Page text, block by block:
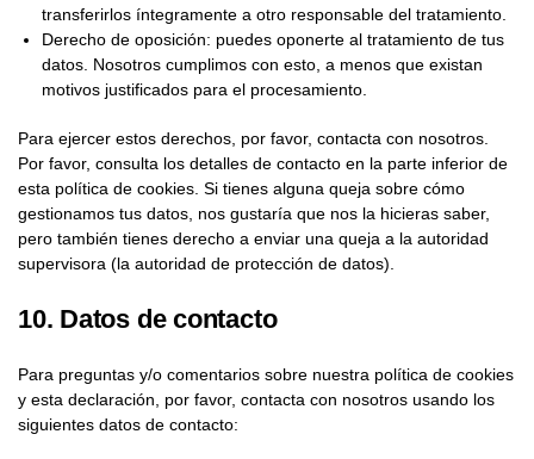
transferirlos íntegramente a otro responsable del tratamiento.
Derecho de oposición: puedes oponerte al tratamiento de tus
datos. Nosotros cumplimos con esto, a menos que existan
motivos justificados para el procesamiento.
Para ejercer estos derechos, por favor, contacta con nosotros.
Por favor, consulta los detalles de contacto en la parte inferior de
esta política de cookies. Si tienes alguna queja sobre cómo
gestionamos tus datos, nos gustaría que nos la hicieras saber,
pero también tienes derecho a enviar una queja a la autoridad
supervisora (la autoridad de protección de datos).
10. Datos de contacto
Para preguntas y/o comentarios sobre nuestra política de cookies
y esta declaración, por favor, contacta con nosotros usando los
siguientes datos de contacto: